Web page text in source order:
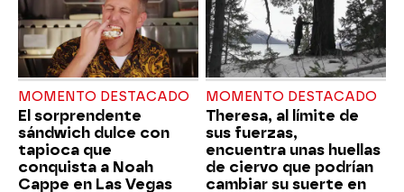
MOMENTO DESTACADO
El sorprendente
sándwich dulce con
tapioca que
conquista a Noah
Cappe en Las Vegas
MOMENTO DESTACADO
Theresa, al límite de
sus fuerzas,
encuentra unas huellas
de ciervo que podrían
cambiar su suerte en